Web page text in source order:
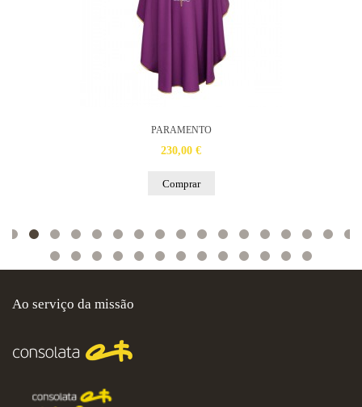
PARAMENTO
230,00 €
Comprar
Ao serviço da missão